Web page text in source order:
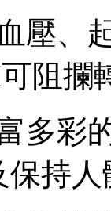

阻攔轉
彩的
持人